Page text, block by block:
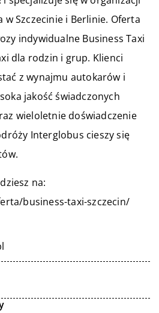
Szczecinie i Berlinie. Oferta
indywidualne Business Taxi
dla rodzin i grup. Klienci
z wynajmu autokarów i
jakość świadczonych
wieloletnie doświadczenie
Interglobus cieszy się
na:
business-taxi-szczecin/